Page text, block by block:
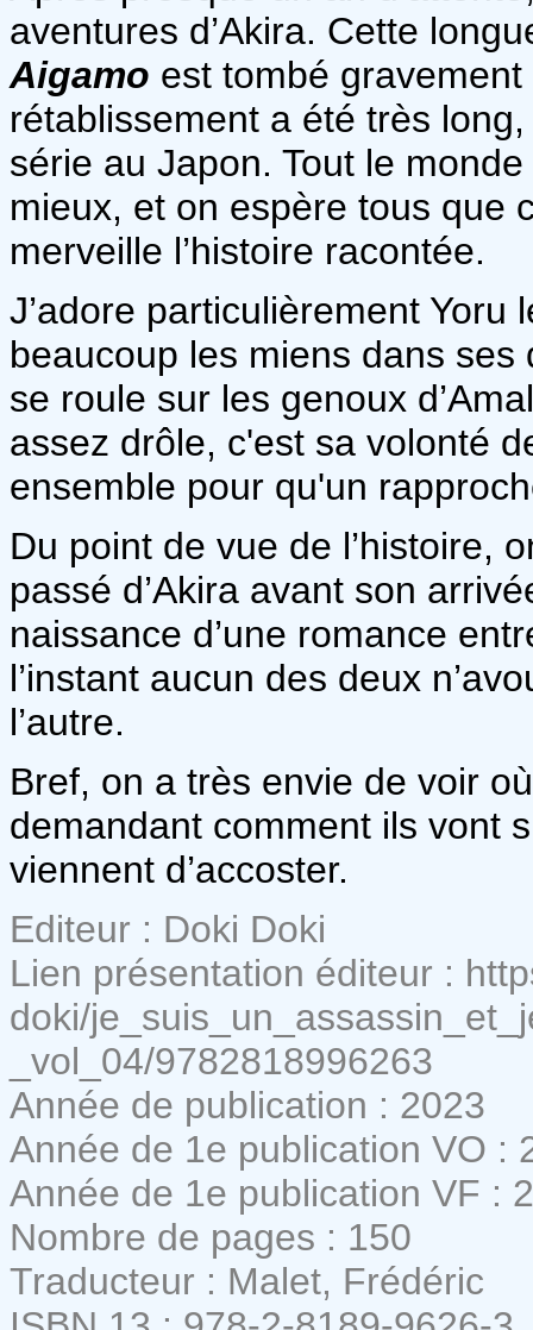
aventures d’Akira. Cette
Aigamo est tombé
rétablissement a été très
série au Japon. Tout le
mieux, et on espère tous que
merveille l’histoire racontée.
J’adore particulièrement
beaucoup les miens dans
se roule sur les genoux
assez drôle, c'est sa volonté
ensemble pour qu'un
Du point de vue de l’histoire,
passé d’Akira avant son
naissance d’une romance
l’instant aucun des deux
l’autre.
Bref, on a très envie de voir
demandant comment ils vont
viennent d’accoster.
Editeur : Doki Doki
Lien présentation éditeur :
doki/
_vol_04/9782818996263
Année de publication : 2023
Année de 1e publication VO :
Année de 1e publication VF :
Nombre de pages : 150
Traducteur : Malet, Frédéric